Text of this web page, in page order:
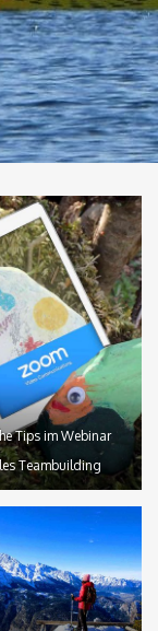
Tips im Webinar
Teambuilding